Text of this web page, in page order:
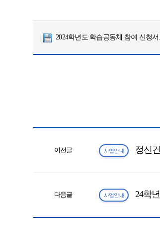
2024학년도 학습공동체 참여 신청서
이전글 사업안내 정신
다음글 사업안내 24학